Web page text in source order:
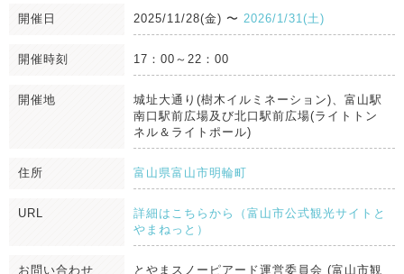
開催日 2025/11/28(金) 〜 2026/1/31(土)
開催時刻 17：00～22：00
開催地
城址大通り(樹木イルミネーション)、富山駅
南口駅前広場及び北口駅前広場(ライトトン
ネル＆ライトポール)
住所 富山県富山市明輪町
URL
詳細はこちらから（富山市公式観光サイトと
やまねっと）
お問い合わせ
とやまスノーピアード運営委員会 (富山市観